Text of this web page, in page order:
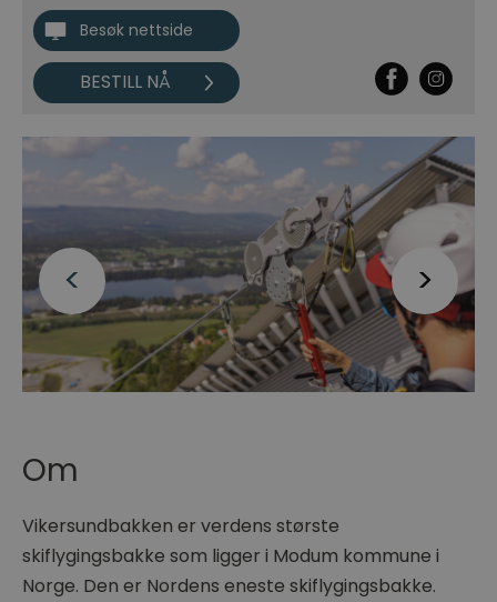
Besøk nettside
Om
Vikersundbakken er verdens største
skiflygingsbakke som ligger i Modum kommune i
Norge. Den er Nordens eneste skiflygingsbakke.